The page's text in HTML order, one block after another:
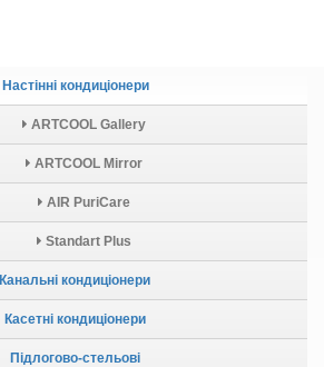
Настінні кондиціонери
ARTCOOL Gallery
ARTCOOL Mirror
AIR PuriCare
Standart Plus
Канальні кондиціонери
Касетні кондиціонери
Підлогово-стельові